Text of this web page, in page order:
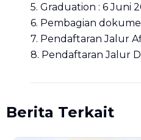
5. Graduation : 6 Juni
6. Pembagian
7. Pendaftaran Jalur
8. Pendaftaran Jalur
Berita Terkait